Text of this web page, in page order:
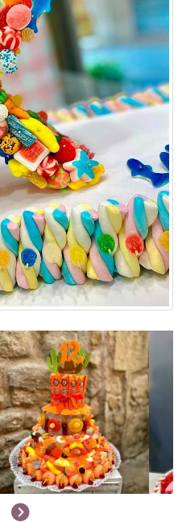
AnteriorSegüent